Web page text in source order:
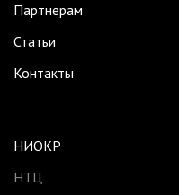
Партнерам
Статьи
Контакты
НИОКР
НТЦ